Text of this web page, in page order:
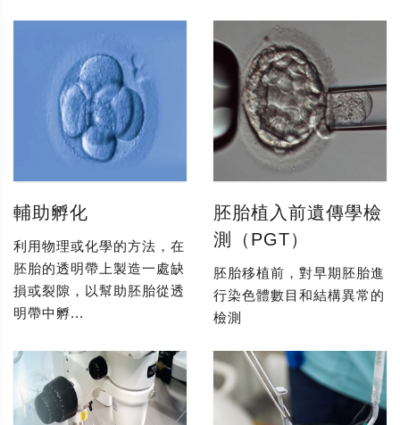
輔助孵化
利用物理或化學的方法，在
胚胎的透明帶上製造一處缺
損或裂隙，以幫助胚胎從透
明帶中孵...
胚胎植入前遺傳學檢
測（PGT）
胚胎移植前，對早期胚胎進
行染色體數目和結構異常的
檢測